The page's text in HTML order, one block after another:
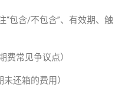
“包含/不包含”、有效期、触
费常见争议点）
还箱的费用）